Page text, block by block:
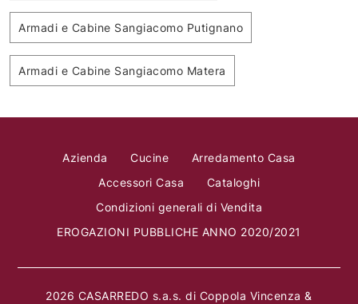
Armadi e Cabine Sangiacomo Putignano
Armadi e Cabine Sangiacomo Matera
Azienda Cucine
Arredamento Casa
Accessori Casa
Cataloghi
Condizioni generali di Vendita
EROGAZIONI PUBBLICHE ANNO 2020/2021
2026 CASARREDO s.a.s. di Coppola Vincenza &